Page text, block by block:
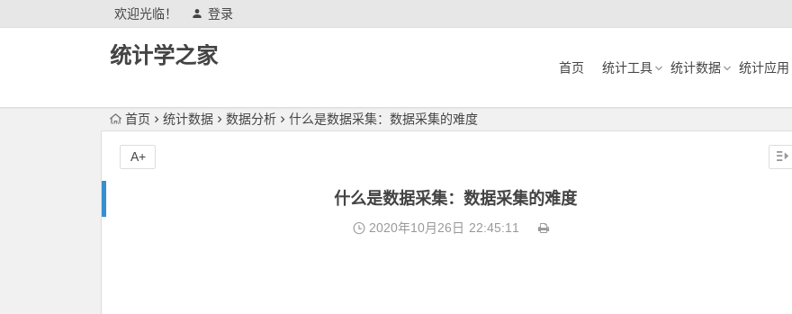
欢迎光临！ 登录
统计学之家 首页 统计工具 统计数据 统计应用
首页 统计数据 数据分析 什么是数据采集：数据采集的难度
什么是数据采集：数据采集的难度
2020年10月26日 22:45:11
A+